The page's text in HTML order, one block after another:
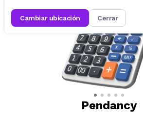
cambiar ubicación cerrar
Pendancy